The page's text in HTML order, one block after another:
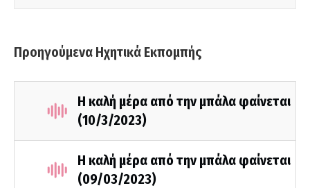
Προηγούμενα Ηχητικά Εκπομπής
Η καλή μέρα από την μπάλα φαίνεται
(10/3/2023)
Η καλή μέρα από την μπάλα φαίνεται
(09/03/2023)